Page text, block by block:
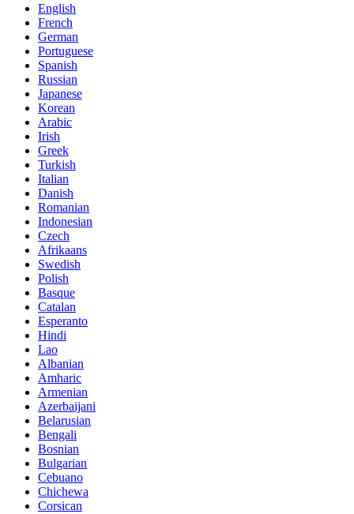
English
French
German
Portuguese
Spanish
Russian
Japanese
Korean
Arabic
Irish
Greek
Turkish
Italian
Danish
Romanian
Indonesian
Czech
Afrikaans
Swedish
Polish
Basque
Catalan
Esperanto
Hindi
Lao
Albanian
Amharic
Armenian
Azerbaijani
Belarusian
Bengali
Bosnian
Bulgarian
Cebuano
Chichewa
Corsican